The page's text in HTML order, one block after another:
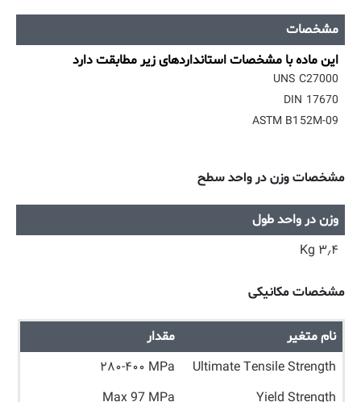
مشخصات
این ماده با مشخصات استانداردهای زیر مطابقت دارد
UNS C27000
DIN 17670
ASTM B152M-09
مشخصات وزن در واحد سطح
وزن در واحد طول
۳٫۴ Kg
مشخصات مکانیکی
نام متغیر
مقدار
Ultimate Tensile Strength
۲۸۰-۴۰۰ MPa
Yield Strength
Max 97 MPa